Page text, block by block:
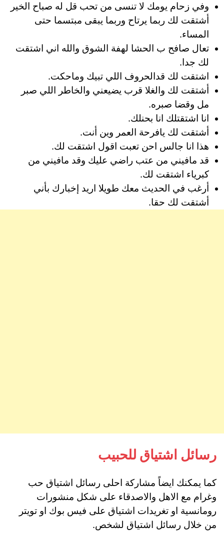
وفي زحام يومك لا تنسى من تحب قل له صباح الخير
أشتقت لك ربما يرتاح وربما يبقى مبتسما حتى
المساء.
تعال صافح ب الحشا لهفة الشوق والله اني اشتقت
لك جدا.
اشتقت لك قدالحروف اللي تبيك وماحكت.
أشتقت لك والغلا قرب يضيعني والخاطر اللي صبر
مل وقضا صبره.
انا اشتقتلك انا بحنلك.
أشتقت لك يافرحة العمر وين أنت.
هذا انا جالس احن تعبت اقول اشتقت لك.
قد مافيني من عتب راضي عليك وقد مافيني من
كبرياء اشتقت لك.
أرغب في الحديث معك طويلا اريد إخبارك بأني
أشتقت لك حقا.
رسائل اشتياق للحبيب
كما يمكنك ايضاً مشاركة احلى رسائل اشتياق حب
وغرام مع الاهل والاصدقاء على شكل منشورات
رومانسية او تغريدات اشتياق على فيس بوك او تويتر
من خلال رسائل اشتياق لشخص.